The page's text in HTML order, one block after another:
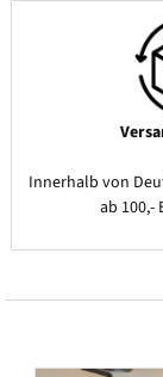
Innerhalb von
ab 100,-